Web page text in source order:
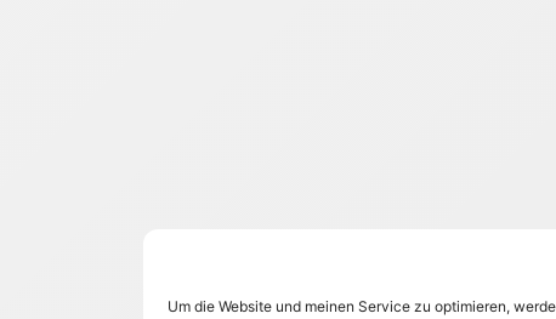
Um die Website und meinen Service zu optimieren,